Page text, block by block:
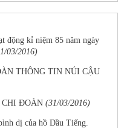
động kỉ niệm 85 năm ngày
03/2016)
THÔNG TIN NÚI CẬU
CHI ĐOÀN (31/03/2016)
dị của hồ Dầu Tiếng.